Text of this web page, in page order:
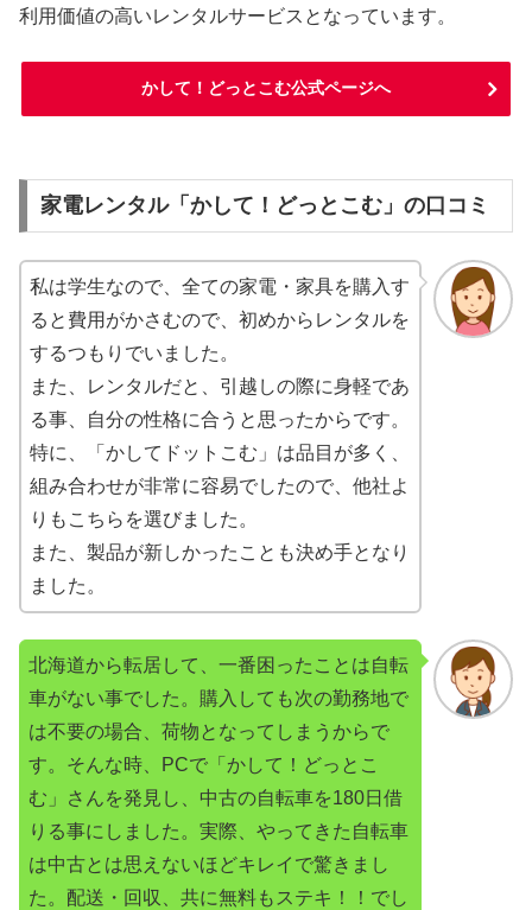
利用価値の高いレンタルサービスとなっています。
かして！どっとこむ公式ページへ
家電レンタル「かして！どっとこむ」の口コミ
私は学生なので、全ての家電・家具を購入す
ると費用がかさむので、初めからレンタルを
するつもりでいました。
また、レンタルだと、引越しの際に身軽であ
る事、自分の性格に合うと思ったからです。
特に、「かしてドットこむ」は品目が多く、
組み合わせが非常に容易でしたので、他社よ
りもこちらを選びました。
また、製品が新しかったことも決め手となり
ました。
北海道から転居して、一番困ったことは自転
車がない事でした。購入しても次の勤務地で
は不要の場合、荷物となってしまうからで
す。そんな時、PCで「かして！どっとこ
む」さんを発見し、中古の自転車を180日借
りる事にしました。実際、やってきた自転車
は中古とは思えないほどキレイで驚きまし
た。配送・回収、共に無料もステキ！！でし